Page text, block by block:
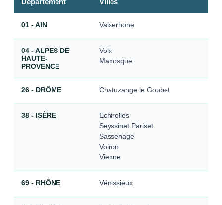
01 - AIN Valserhone
04 - ALPES DE
HAUTE-
PROVENCE
Volx
Manosque
26 - DRÔME Chatuzange le Goubet
38 - ISÈRE
Echirolles
Seyssinet Pariset
Sassenage
Voiron
Vienne
69 - RHÔNE Vénissieux